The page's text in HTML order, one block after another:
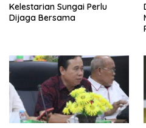
Kelestarian Sungai Perlu
Dijaga Bersama